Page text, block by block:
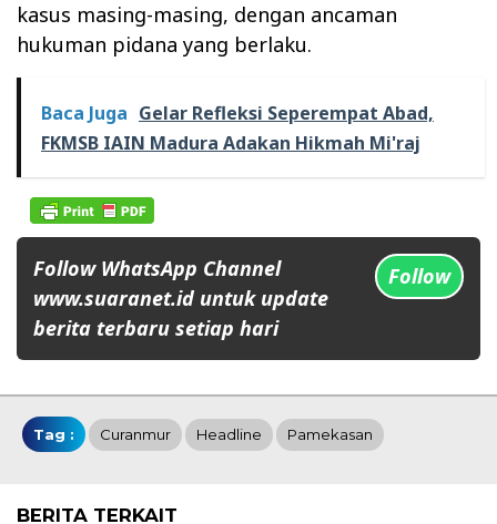
kasus masing-masing, dengan ancaman
hukuman pidana yang berlaku.
Baca Juga Gelar Refleksi Seperempat Abad,
FKMSB IAIN Madura Adakan Hikmah Mi'raj
Follow WhatsApp Channel
www.suaranet.id untuk update
berita terbaru setiap hari
Follow
Tag : Curanmur Headline Pamekasan
BERITA TERKAIT